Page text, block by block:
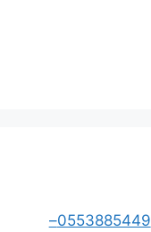
0553885449–